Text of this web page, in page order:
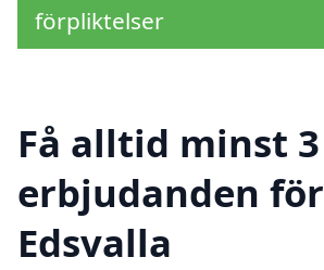
förpliktelser
Få alltid minst 3
erbjudanden
Edsvalla